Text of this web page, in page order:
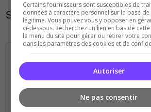
Statistiques horaires
3
5
Certains fournisseurs sont susceptibles de
données à caractère personnel sur la base
légitime. Vous pouvez vous y opposer en
ci-dessous. Recherchez un lien en bas de
le menu du site pour gérer ou retirer votre
dans les paramètres des cookies et de
Autoriser
Ne pas consentir